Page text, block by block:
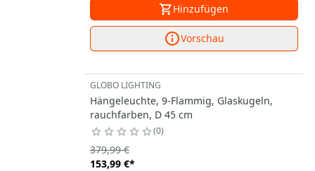
Hinzufügen
Vorschau
GLOBO LIGHTING
Hängeleuchte, 9-Flammig, Glaskugeln,
rauchfarben, D 45 cm
0
153,99 €*
379,99 €